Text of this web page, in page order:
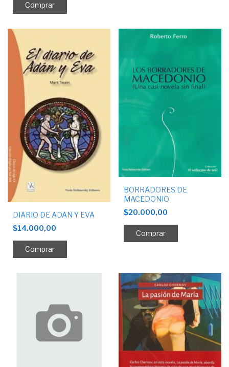
DIARIO DE ADAN Y EVA
$14.000,00
BORRADORES DE
MACEDONIO
$20.000,00